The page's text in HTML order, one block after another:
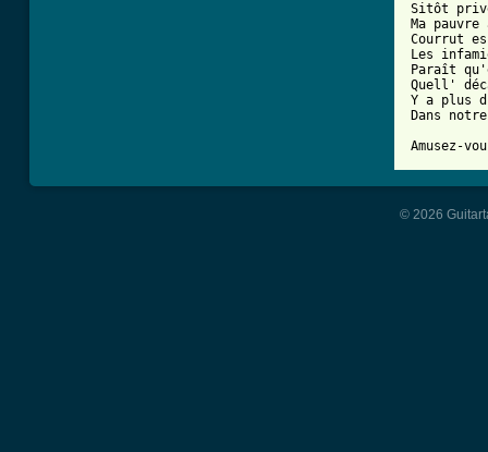
Sitôt
Ma pauvre
Courrut
Les
Paraît
Quell'
Y a plus
Dans
© 2026